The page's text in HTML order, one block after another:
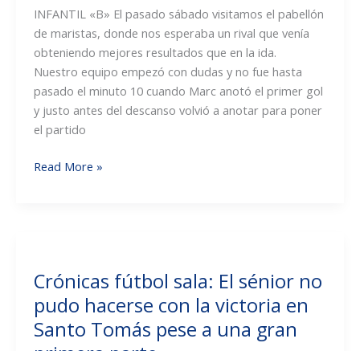
equipo.
INFANTIL «B» El pasado sábado visitamos el pabellón
de maristas, donde nos esperaba un rival que venía
obteniendo mejores resultados que en la ida.
Nuestro equipo empezó con dudas y no fue hasta
pasado el minuto 10 cuando Marc anotó el primer gol
y justo antes del descanso volvió a anotar para poner
el partido
Crónicas
benjamín
en
sus
dos
Read More »
Crónicas fútbol sala: El sénior no
pudo hacerse con la victoria en
Santo Tomás pese a una gran